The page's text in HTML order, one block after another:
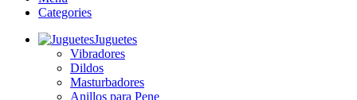
Categories
Juguetes
Vibradores
Dildos
Masturbadores
Anillos para Pene